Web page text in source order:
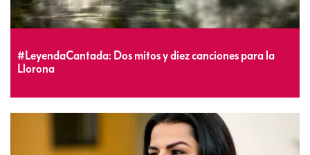
#LeyendaCantada: Dos mitos y diez canciones para la
Llorona